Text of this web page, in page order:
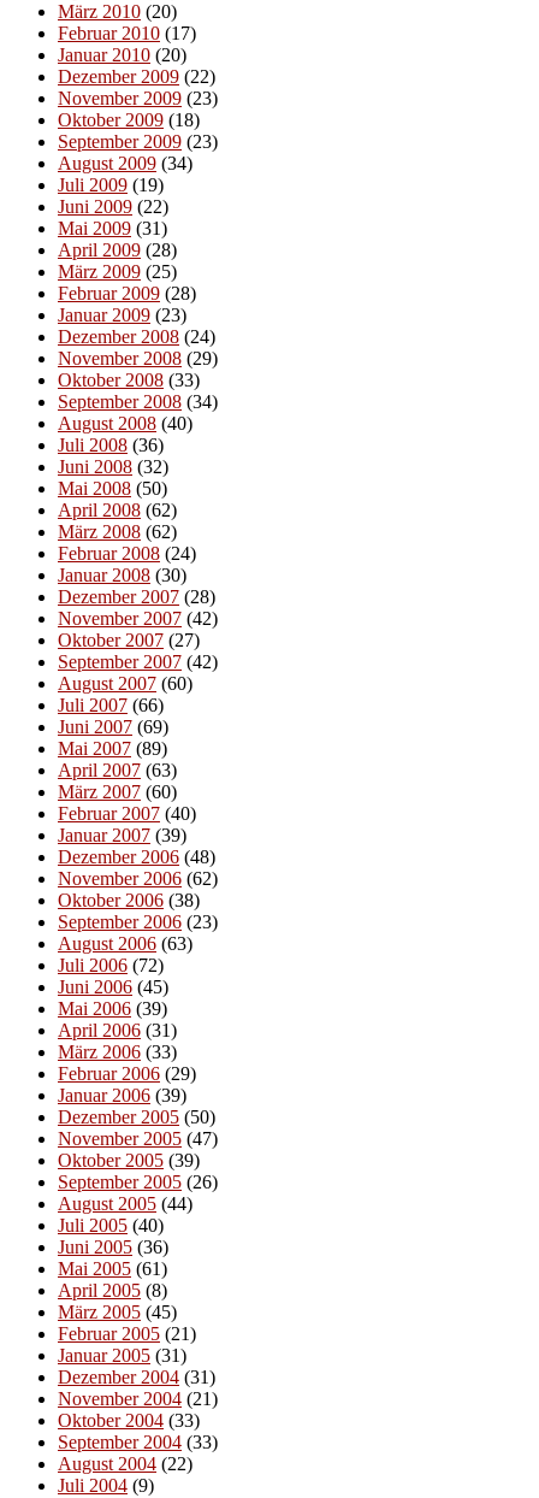
März 2010 (20)
Februar 2010 (17)
Januar 2010 (20)
Dezember 2009 (22)
November 2009 (23)
Oktober 2009 (18)
September 2009 (23)
August 2009 (34)
Juli 2009 (19)
Juni 2009 (22)
Mai 2009 (31)
April 2009 (28)
März 2009 (25)
Februar 2009 (28)
Januar 2009 (23)
Dezember 2008 (24)
November 2008 (29)
Oktober 2008 (33)
September 2008 (34)
August 2008 (40)
Juli 2008 (36)
Juni 2008 (32)
Mai 2008 (50)
April 2008 (62)
März 2008 (62)
Februar 2008 (24)
Januar 2008 (30)
Dezember 2007 (28)
November 2007 (42)
Oktober 2007 (27)
September 2007 (42)
August 2007 (60)
Juli 2007 (66)
Juni 2007 (69)
Mai 2007 (89)
April 2007 (63)
März 2007 (60)
Februar 2007 (40)
Januar 2007 (39)
Dezember 2006 (48)
November 2006 (62)
Oktober 2006 (38)
September 2006 (23)
August 2006 (63)
Juli 2006 (72)
Juni 2006 (45)
Mai 2006 (39)
April 2006 (31)
März 2006 (33)
Februar 2006 (29)
Januar 2006 (39)
Dezember 2005 (50)
November 2005 (47)
Oktober 2005 (39)
September 2005 (26)
August 2005 (44)
Juli 2005 (40)
Juni 2005 (36)
Mai 2005 (61)
April 2005 (8)
März 2005 (45)
Februar 2005 (21)
Januar 2005 (31)
Dezember 2004 (31)
November 2004 (21)
Oktober 2004 (33)
September 2004 (33)
August 2004 (22)
Juli 2004 (9)